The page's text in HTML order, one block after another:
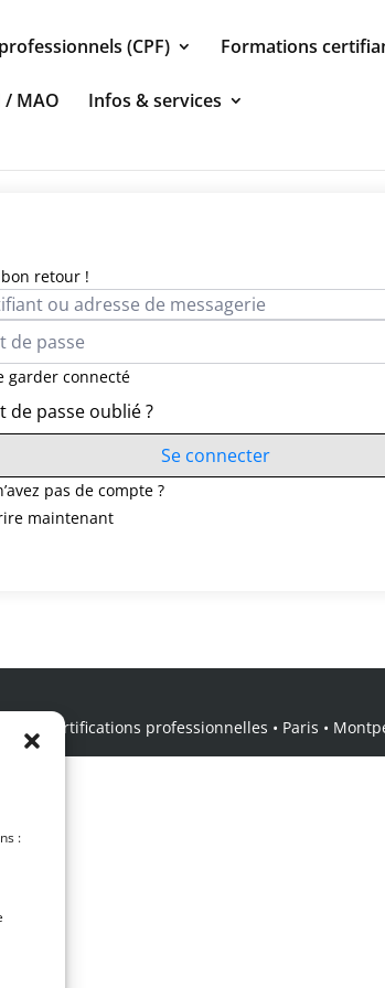
:
(CPF) Formations
/ MAO Infos & services
retour !
garder connecté
de passe oublié ?
Se connecter
pas de compte ?
maintenant
• Certifications professionnelles • Paris •